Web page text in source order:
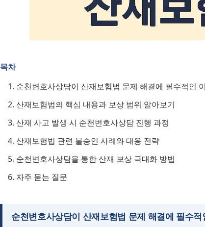
목차
순천변호사상담이 산재보험법 문제 해결에 필수적인
산재보험법의 핵심 내용과 보상 범위 알아보기
산재 사고 발생 시 순천변호사상담 진행 과정
산재보험법 관련 불승인 사례와 대응 전략
순천변호사상담을 통한 산재 보상 극대화 방법
자주 묻는 질문
순천변호사상담이 산재보험법 문제 해결에 필수적